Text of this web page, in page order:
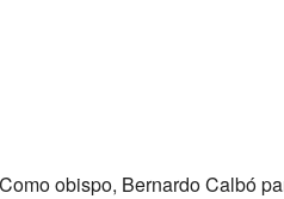
Como obispo, Bernardo Calbó